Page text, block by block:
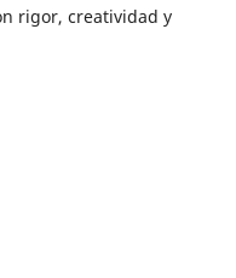
rigor, creatividad y